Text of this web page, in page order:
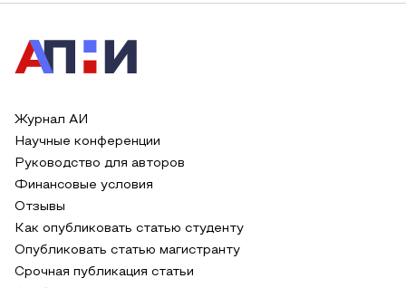
Журнал АИ
Научные конференции
Руководство для авторов
Финансовые условия
Отзывы
Как опубликовать статью студенту
Опубликовать статью магистранту
Срочная публикация статьи